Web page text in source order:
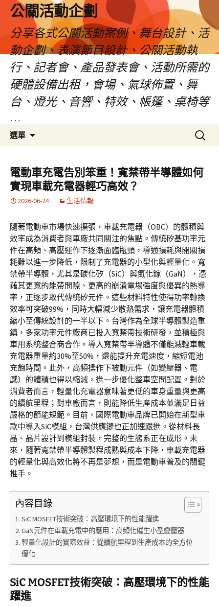
公關活動企劃
分享各式公關活動案例、舞台設計、活
動企劃、表演節目設計、公關活動執
行、記者會、產品發表會、活動所需的
硬體設備出租，會場、氣球佈置、舞
台、燈光、音響、特效、帳篷、桌椅等
…
選單
要
內
容
搜
尋
鍵
字:
電動車充電告別笨重！寬禁帶半導體如何
實現車載充電器輕巧高效？
2026-06-24 生活情報
隨著電動車市場快速擴張，車載充電器（OBC）的體積與
效率成為消費者與車廠共同關注的焦點。傳統矽基功率元
件在高頻、高壓運作下逐漸面臨瓶頸，導通損耗與開關損
耗難以進一步降低，限制了充電器的小型化與輕量化。寬
禁帶半導體，尤其是碳化矽（SiC）與氮化鎵（GaN），憑
藉其更寬的能帶間隙、更高的崩潰電場強度與優異的熱導
率，正逐步取代傳統矽元件。這些材料特性使得功率轉換
效率可突破99%，同時大幅減少散熱需求，讓充電器體積
縮小至傳統設計的一半以下。台灣作為全球半導體製造重
鎮，多家功率元件廠商已投入寬禁帶技術研發，並積極與
車用系統整合商合作。導入寬禁帶半導體不僅能減輕車載
充電器重量約30%至50%，還能提升充電速度，縮短電池
充飽時間。此外，高頻操作下被動元件（如變壓器、電
感）的體積也得以縮減，進一步優化整車空間配置。對於
消費者而言，輕量化充電器意味著更低的車身重量與更高
的續航里程；對車廠而言，則能降低生產成本並滿足日益
嚴格的節能規範。目前，國際電動車品牌已開始在新型車
款中導入SiC模組，台灣供應鏈也正加速跟進。從材料長
晶、晶片設計到模組封裝，完整的生態系正在成形。未
來，隨著寬禁帶半導體製程成熟與成本下降，車載充電器
的輕量化與高效化將不再是夢想，而是電動車普及的關鍵
推手。
內容目錄
SiC MOSFET技術突破：高壓環境下的性能躍進
GaN元件在車載充電中的應用：高頻化催生小型變壓器
輕量化設計的實際效益：從續航里程到生產成本的全方位
優化
SiC MOSFET技術突破：高壓環境下的性能
躍進